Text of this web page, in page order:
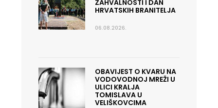
ZAHVALNOSTI I DAN
HRVATSKIH BRANITELJA
06.08.2026.
OBAVIJEST O KVARU NA
VODOVODNOJ MREŽI U
ULICI KRALJA
TOMISLAVA U
VELIŠKOVCIMA